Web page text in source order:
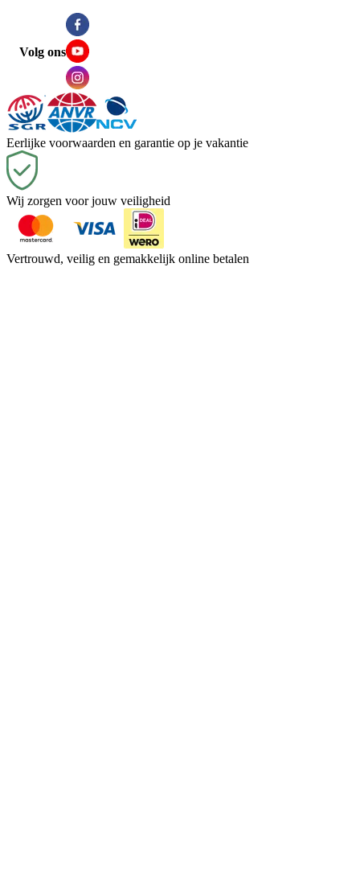
Volg ons
Eerlijke voorwaarden en garantie op je vakantie
Wij zorgen voor jouw veiligheid
Vertrouwd, veilig en gemakkelijk online betalen